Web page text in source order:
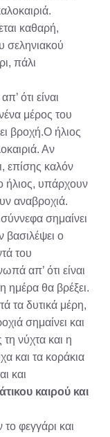
καθαρή,
σεληνιακού
πάλι
ότι είναι
μέρος του
βροχή.Ο ήλιος
Αν
επίσης καλόν
ήλιος, υπάρχουν
αναβροχιά.
σημαίνει
βασιλέψει ο
του
απ’ ότι είναι
ημέρα θα βρέξει.
τα δυτικά μέρη,
σημαίνει και
νύχτα και η
και τα κοράκια
και
καιρού και
φεγγάρι και